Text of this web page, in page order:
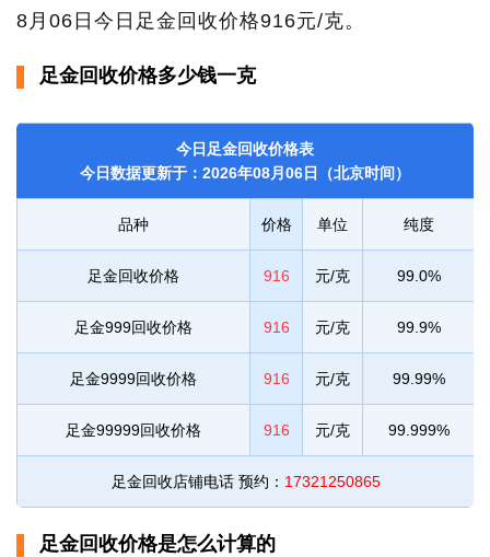
8月06日今日足金回收价格916元/克。
足金回收价格多少钱一克
今日足金回收价格表
今日数据更新于：2026年08月06日（北京时间）
品种 价格 单位 纯度
足金回收价格 916 元/克 99.0%
足金999回收价格 916 元/克 99.9%
足金9999回收价格 916 元/克 99.99%
足金99999回收价格 916 元/克 99.999%
足金回收店铺电话 预约： 17321250865
足金回收价格是怎么计算的